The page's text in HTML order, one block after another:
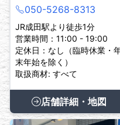
050-5268-8313
JR成田駅より徒歩1分
営業時間：11:00 - 19:00
定休日：なし（臨時休業・
末年始を除く）
取扱商材: すべて
店舗詳細・地図